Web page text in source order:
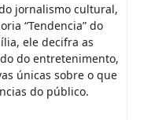
jornalismo cultural,
“Tendencia” do
ele decifra as
do entretenimento,
únicas sobre o que
do público.